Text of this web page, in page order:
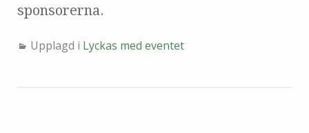
sponsorerna.
Upplagd i Lyckas med eventet